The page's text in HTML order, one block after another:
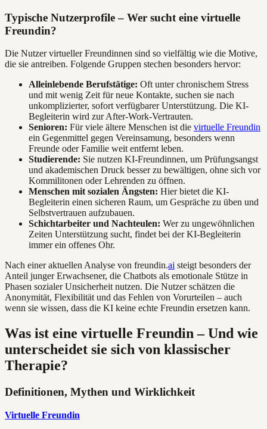
Typische Nutzerprofile – Wer sucht eine virtuelle
Freundin?
Die Nutzer virtueller Freundinnen sind so vielfältig wie die Motive,
die sie antreiben. Folgende Gruppen stechen besonders hervor:
Alleinlebende Berufstätige: Oft unter chronischem Stress
und mit wenig Zeit für neue Kontakte, suchen sie nach
unkomplizierter, sofort verfügbarer Unterstützung. Die KI-
Begleiterin wird zur After-Work-Vertrauten.
Senioren: Für viele ältere Menschen ist die virtuelle Freundin
ein Gegenmittel gegen Vereinsamung, besonders wenn
Freunde oder Familie weit entfernt leben.
Studierende: Sie nutzen KI-Freundinnen, um Prüfungsangst
und akademischen Druck besser zu bewältigen, ohne sich vor
Kommilitonen oder Lehrenden zu öffnen.
Menschen mit sozialen Ängsten: Hier bietet die KI-
Begleiterin einen sicheren Raum, um Gespräche zu üben und
Selbstvertrauen aufzubauen.
Schichtarbeiter und Nachteulen: Wer zu ungewöhnlichen
Zeiten Unterstützung sucht, findet bei der KI-Begleiterin
immer ein offenes Ohr.
Nach einer aktuellen Analyse von freundin.ai steigt besonders der
Anteil junger Erwachsener, die Chatbots als emotionale Stütze in
Phasen sozialer Unsicherheit nutzen. Die Nutzer schätzen die
Anonymität, Flexibilität und das Fehlen von Vorurteilen – auch
wenn sie wissen, dass die KI keine echte Freundin ersetzen kann.
Was ist eine virtuelle Freundin – Und wie
unterscheidet sie sich von klassischer
Therapie?
Definitionen, Mythen und Wirklichkeit
Virtuelle Freundin